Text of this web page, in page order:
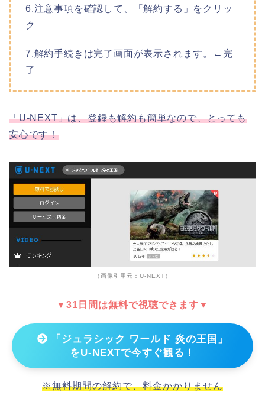
6.注意事項を確認して、「解約する」をクリッ
ク
7.解約手続きは完了画面が表示されます。←完
了
「U-NEXT」は、登録も解約も簡単なので、とっても
安心です！
（画像引用元：U-NEXT）
▼31日間は無料で視聴できます▼
「ジュラシック ワールド 炎の王国」
をU-NEXTで今すぐ観る！
※無料期間の解約で、料金かかりません